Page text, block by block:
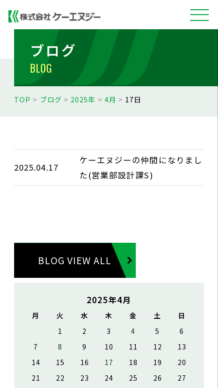
ブログ
BLOG
TOP > ブログ > 2025年 > 4月 > 17日
2025.04.17
ケーエヌジーの仲間になりまし
た(営業部設計課S)
BLOG VIEW ALL
2025年4月
月 火 水 木 金 土
日
1
2 3 4 5
6
7
8 9 10 11 12
13
14
15 16 17 18 19
20
21
22 23 24 25 26
27